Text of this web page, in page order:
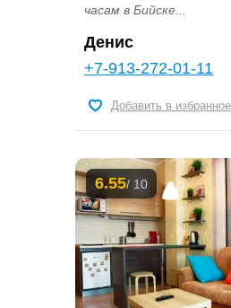
часам в Бийске...
Денис
+7-913-272-01-11
Добавить в избранное
6.55/ 10